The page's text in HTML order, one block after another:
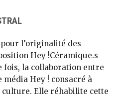
l’originalité des
Hey !Céramique.s
la collaboration entre
Hey ! consacré à
culture. Elle réhabilite cette